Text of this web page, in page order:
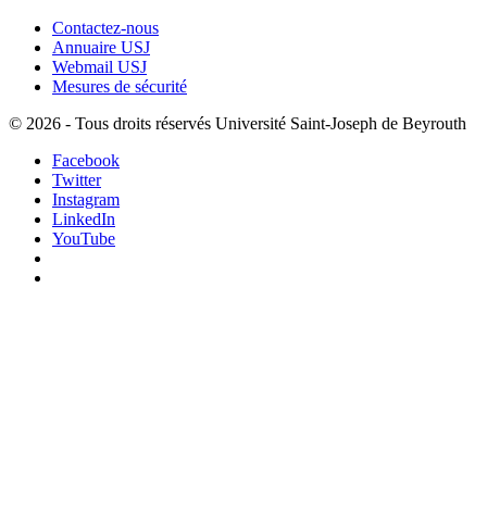
Contactez-nous
Annuaire USJ
Webmail USJ
Mesures de sécurité
© 2026 - Tous droits réservés Université Saint-Joseph de Beyrouth
Facebook
Twitter
Instagram
LinkedIn
YouTube